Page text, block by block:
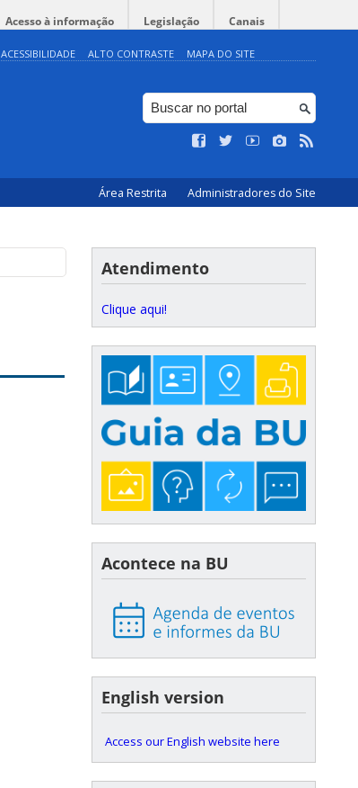
Acesso à informação Legislação Canais
ACESSIBILIDADE ALTO CONTRASTE MAPA DO SITE
Área Restrita Administradores do Site
Atendimento
Clique aqui!
Acontece na BU
English version
Access our English website here